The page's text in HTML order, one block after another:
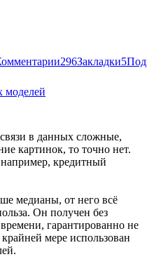
296Закладки5
моделей
в данных сложные,
картинок, то точно нет.
кредитный
медианы, от него всё
Он получен без
гарантированно не
мере использован